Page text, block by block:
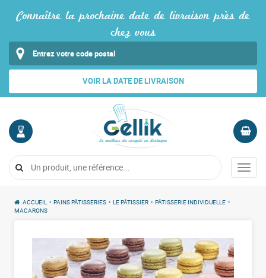
Connaître la prochaine date de livraison près de
chez vous
VOIR LA DATE DE LIVRAISON
COMPTE
Me
Vide
Menu
ACCUEIL • PAINS PÂTISSERIES • LE PÂTISSIER • PÂTISSERIE INDIVIDUELLE •
MACARONS